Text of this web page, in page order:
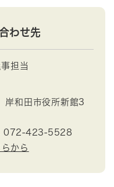
わせ先
担当
和田市役所新館3
072-423-5528
から